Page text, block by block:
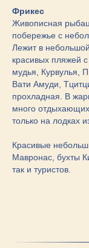
Фрикес
Живописная
побережье с
Лежит в
красивых пляжей
мудья, Курвулья,
Вати Амуди,
прохладная. В
много
только на лодках
Красивые
Мавронас, бухты
так и туристов.